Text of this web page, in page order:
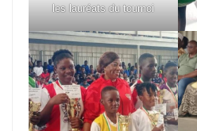
les lauréats du tournoi